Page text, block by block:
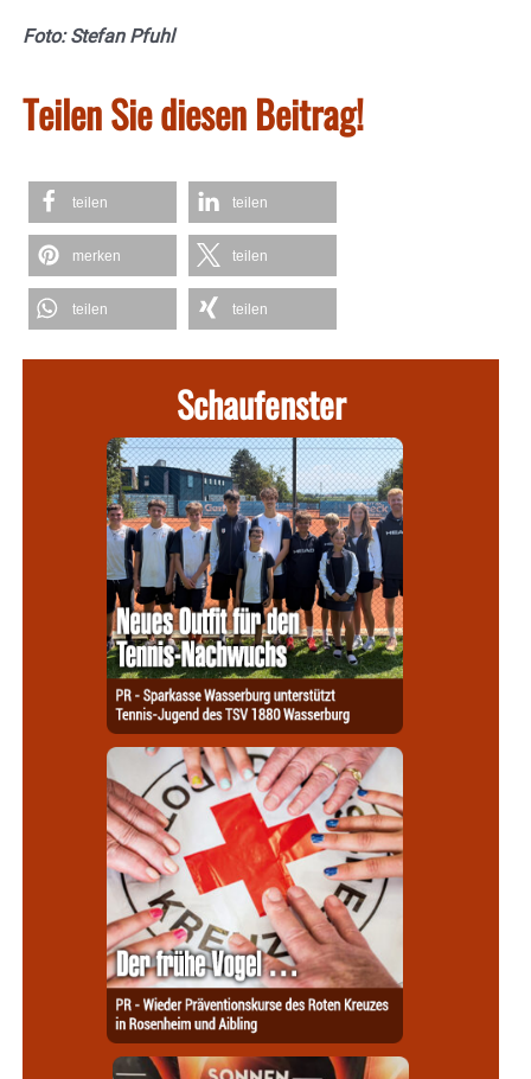
Foto: Stefan Pfuhl
Teilen Sie diesen Beitrag!
teilen teilen
merken teilen
teilen teilen
Schaufenster